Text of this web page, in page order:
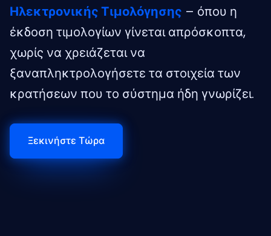
Ηλεκτρονικής Τιμολόγησης – όπου η
έκδοση τιμολογίων γίνεται απρόσκοπτα,
χωρίς να χρειάζεται να
ξαναπληκτρολογήσετε τα στοιχεία των
κρατήσεων που το σύστημα ήδη γνωρίζει.
Ξεκινήστε Τώρα